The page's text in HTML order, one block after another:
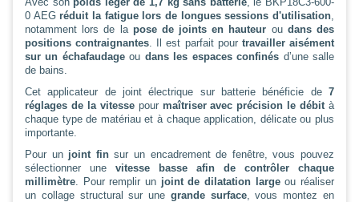
Avec sonpoids léger de 1,7 kg sans batterie, le BKP18C3-600-
0 AEGréduit la fatigue lors de longues sessions d'utilisation,
notamment lors de la pose de joints en hauteur ou dans des
positions contraignantes. Il est parfait pour travailler aisément
sur un échafaudageou dans les espaces confinés d’une salle
de bains.
Cet applicateur de joint électrique sur batterie bénéficie de7
réglages de la vitessepour maîtriser avec précision le débità
chaque type de matériau et à chaque application, délicate ou plus
importante.
Pour un joint finsur un encadrement de fenêtre, vous pouvez
sélectionner une vitesse basse afin de contrôler chaque
millimètre. Pour remplir un joint de dilatation largeou réaliser
un collage structural sur une grande surface, vous montez en